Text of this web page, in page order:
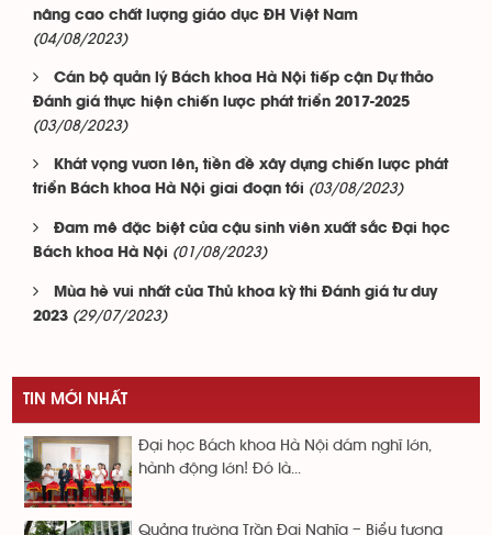
nâng cao chất lượng giáo dục ĐH Việt Nam
(04/08/2023)
Cán bộ quản lý Bách khoa Hà Nội tiếp cận Dự thảo
Đánh giá thực hiện chiến lược phát triển 2017-2025
(03/08/2023)
Khát vọng vươn lên, tiền đề xây dựng chiến lược phát
triển Bách khoa Hà Nội giai đoạn tới (03/08/2023)
Đam mê đặc biệt của cậu sinh viên xuất sắc Đại học
Bách khoa Hà Nội (01/08/2023)
Mùa hè vui nhất của Thủ khoa kỳ thi Đánh giá tư duy
2023 (29/07/2023)
TIN MỚI NHẤT
Đại học Bách khoa Hà Nội dám nghĩ lớn,
hành động lớn! Đó là...
Quảng trường Trần Đại Nghĩa – Biểu tượng